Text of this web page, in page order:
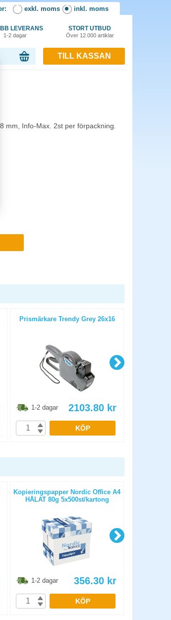
exkl. moms inkl. moms
LEVERANS
1-2 dagar
STORT UTBUD
Över 12.000 artiklar
TILL KASSAN
mm, Info-Max. 2st per förpackning.
Prismärkare Trendy Grey 26x16
1-2 dagar 2103.80 kr
KÖP
Kopieringspapper Nordic Office A4
HÅLAT 80g 5x500st/kartong
1-2 dagar 356.30 kr
KÖP